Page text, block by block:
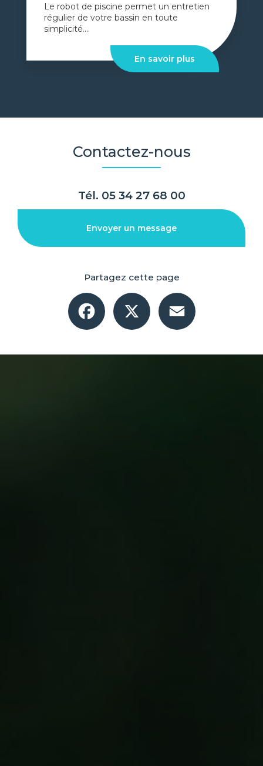
Le robot de piscine permet un entretien
régulier de votre bassin en toute
simplicité....
En savoir plus
Contactez-nous
Tél. 05 34 27 68 00
Envoyer un message
Partagez cette page
Facebook